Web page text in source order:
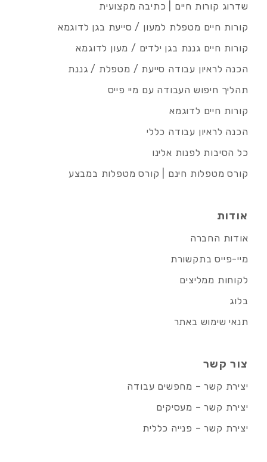
שדרוג קורות חיים | כתיבה מקצועית
קורות חיים מטפלת למעון / סייעת בגן לדוגמא
קורות חיים גננת בגן ילדים / מעון לדוגמא
הכנה לראיון עבודה סייעת / מטפלת / גננת
תהליך חיפוש העבודה עם מיי פייס
קורות חיים לדוגמא
הכנה לראיון עבודה כללי
כל הסיבות לפנות אלינו
קורס מטפלות חינם | קורס מטפלות במבצע
אודות
אודות החברה
מיי-פייס בתקשורת
לקוחות ממליצים
בלוג
תנאי שימוש באתר
צור קשר
יצירת קשר – מחפשים עבודה
יצירת קשר – מעסיקים
יצירת קשר – פנייה כללית